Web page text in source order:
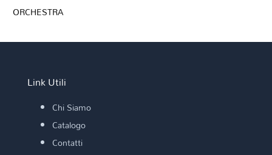
ORCHESTRA
Link Utili
Chi Siamo
Catalogo
Contatti